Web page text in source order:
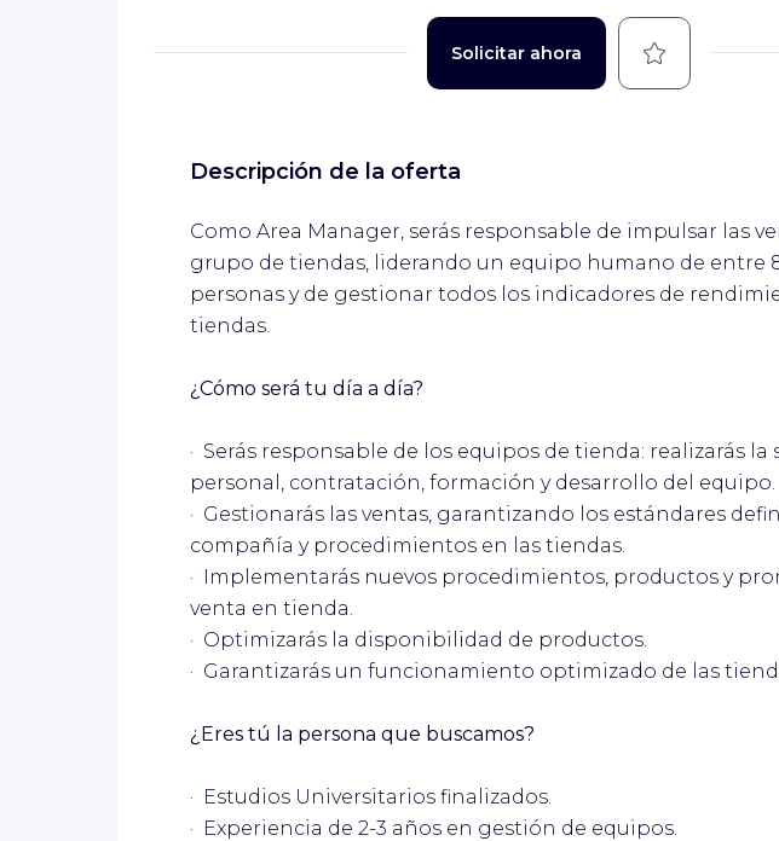
Solicitar ahora Guardar
Descripción de la oferta
Como Area Manager, serás responsable de impulsar las
grupo de tiendas, liderando un equipo humano de entre
personas y de gestionar todos los indicadores de
tiendas.
¿Cómo será tu día a día?
· Serás responsable de los equipos de tienda: realizarás la
personal, contratación, formación y desarrollo del equipo.
· Gestionarás las ventas, garantizando los estándares
compañía y procedimientos en las tiendas.
· Implementarás nuevos procedimientos, productos y
venta en tienda.
· Optimizarás la disponibilidad de productos.
· Garantizarás un funcionamiento optimizado de las
¿Eres tú la persona que buscamos?
· Estudios Universitarios finalizados.
· Experiencia de 2-3 años en gestión de equipos.